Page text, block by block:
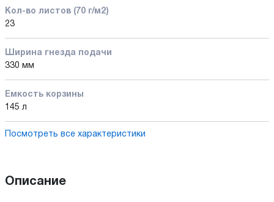
Кол-во листов (70 г/м2)
23
Ширина гнезда подачи
330 мм
Емкость корзины
145 л
Посмотреть все характеристики
Описание